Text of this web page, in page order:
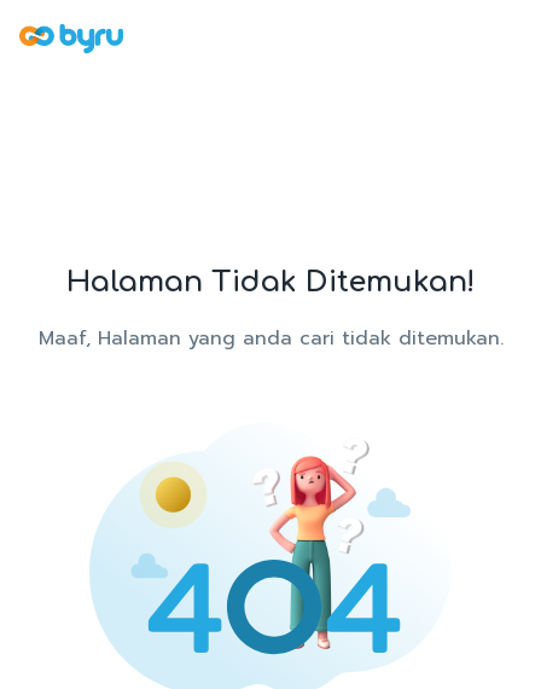
Halaman Tidak Ditemukan!
Maaf, Halaman yang anda cari tidak ditemukan.